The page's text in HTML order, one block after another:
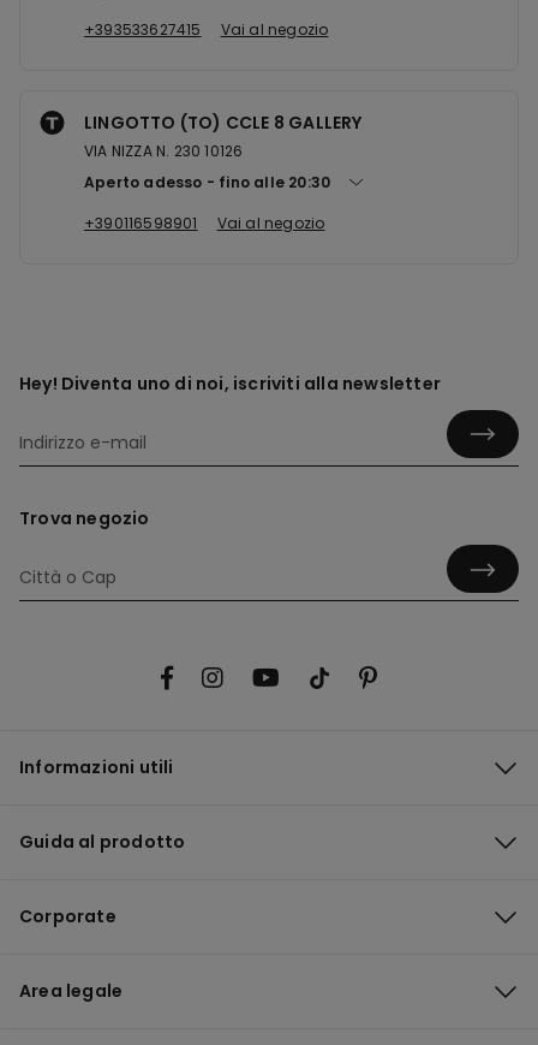
+393533627415
Vai al negozio
LINGOTTO (TO) CCLE 8 GALLERY
VIA NIZZA N. 230 10126
Aperto adesso
fino alle 20:30
+390116598901
Vai al negozio
Hey! Diventa uno di noi, iscriviti alla newsletter
Trova negozio
Informazioni utili
Guida al prodotto
Corporate
Area legale